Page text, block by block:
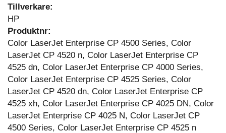
Tillverkare:
HP
Produktnr:
Color LaserJet Enterprise CP 4500 Series, Color
LaserJet CP 4520 n, Color LaserJet Enterprise CP
4525 dn, Color LaserJet Enterprise CP 4000 Series,
Color LaserJet Enterprise CP 4525 Series, Color
LaserJet CP 4520 dn, Color LaserJet Enterprise CP
4525 xh, Color LaserJet Enterprise CP 4025 DN, Color
LaserJet Enterprise CP 4025 N, Color LaserJet CP
4500 Series, Color LaserJet Enterprise CP 4525 n